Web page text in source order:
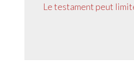
Le testament peut